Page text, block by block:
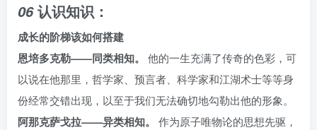
06认识知识：
成长的阶梯该如何搭建
恩培多克勒——同类相知。 他的一生充满了传奇的色彩，可
以说在他那里，哲学家、预言者、科学家和江湖术士等等身
份经常交错出现，以至于我们无法确切地勾勒出他的形象。
阿那克萨戈拉——异类相知。 作为原子唯物论的思想先驱，